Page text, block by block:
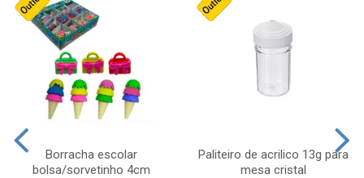
Borracha escolar
bolsa/sorvetinho 4cm
Paliteiro de acrilico 13g para
mesa cristal